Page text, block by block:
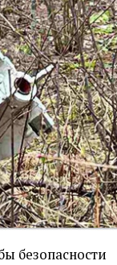
безопасности